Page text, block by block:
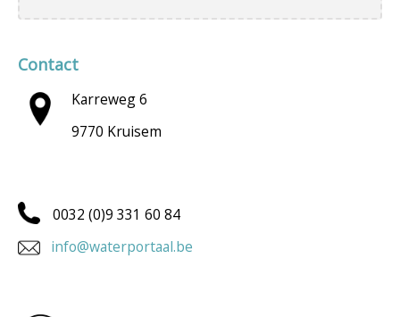
Contact
Karreweg 6
9770 Kruisem
0032 (0)9 331 60 84
info@waterportaal.be